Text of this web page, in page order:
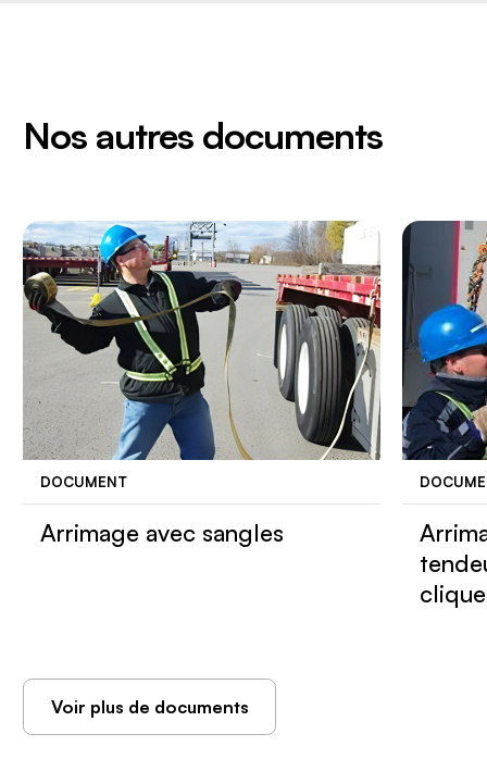
Nos autres documents
DOCUMENT
Arrimage avec sangles
Voir plus de documents